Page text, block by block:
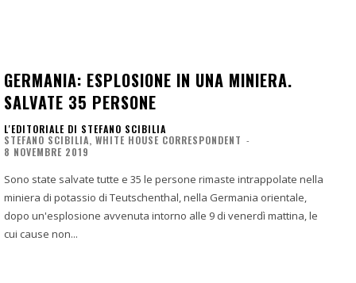
GERMANIA: ESPLOSIONE IN UNA MINIERA.
SALVATE 35 PERSONE
L'EDITORIALE DI STEFANO SCIBILIA
STEFANO SCIBILIA, WHITE HOUSE CORRESPONDENT -
8 NOVEMBRE 2019
Sono state salvate tutte e 35 le persone rimaste intrappolate nella
miniera di potassio di Teutschenthal, nella Germania orientale,
dopo un'esplosione avvenuta intorno alle 9 di venerdì mattina, le
cui cause non...